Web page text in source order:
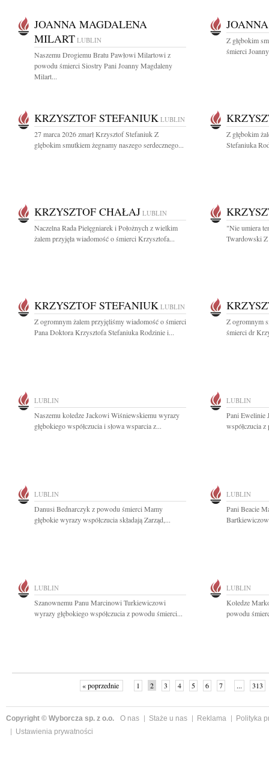
JOANNA MAGDALENA
MILART LUBLIN
Naszemu Drogiemu Bratu Pawłowi Milartowi z
powodu śmierci Siostry Pani Joanny Magdaleny
Milart...
Z głębokim
śmierci
KRZYSZTOF STEFANIUK LUBLIN
27 marca 2026 zmarł Krzysztof Stefaniuk Z
glębokim smutkiem żegnamy naszego serdecznego...
Z głębokim
Stefaniuka
KRZYSZTOF CHAŁAJ LUBLIN
Naczelna Rada Pielęgniarek i Położnych z wielkim
żalem przyjęła wiadomość o śmierci Krzysztofa...
"Nie umiera
Twardowski
KRZYSZTOF STEFANIUK LUBLIN
Z ogromnym żalem przyjęliśmy wiadomość o śmierci
Pana Doktora Krzysztofa Stefaniuka Rodzinie i...
Z ogromnym
śmierci dr
LUBLIN
Naszemu koledze Jackowi Wiśniewskiemu wyrazy
głębokiego współczucia i słowa wsparcia z...
LUBLIN
Pani Ewelinie
współczucia
LUBLIN
Danusi Bednarczyk z powodu śmierci Mamy
głębokie wyrazy współczucia składają Zarząd,...
LUBLIN
Pani Beacie
LUBLIN
Szanownemu Panu Marcinowi Turkiewiczowi
wyrazy głębokiego współczucia z powodu śmierci...
LUBLIN
Koledze
powodu
« poprzednie 1 2 3 4 5 6 7 ... 313
Copyright © Wyborcza sp. z o.o. O nas Staże u nas Reklama
Polityka
Ustawienia prywatności